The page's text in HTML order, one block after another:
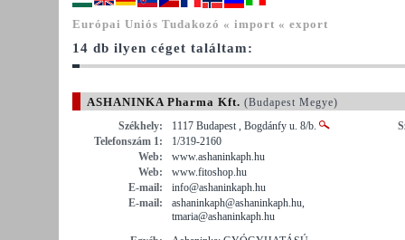
Európai Uniós Tudakozó « import « export
14 db ilyen céget találtam:
ASHANINKA Pharma Kft. (Budapest Megye)
Székhely:
1117 Budapest , Bogdánfy u. 8/b.
Telefonszám 1:
1/319-2160
Web:
www.ashaninkaph.hu
Web:
www.fitoshop.hu
E-mail:
info@ashaninkaph.hu
E-mail:
ashaninkaph@ashaninkaph.hu,
tmaria@ashaninkaph.hu